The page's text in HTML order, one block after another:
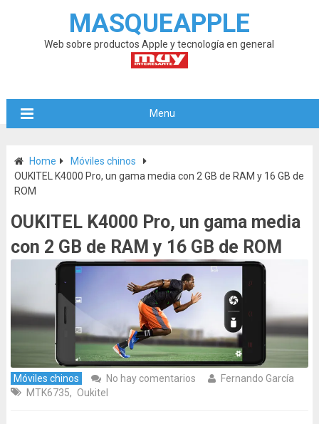
MASQUEAPPLE
Web sobre productos Apple y tecnología en general
Menu
Home
Móviles chinos
OUKITEL K4000 Pro, un gama media con 2 GB de RAM y 16 GB de
ROM
OUKITEL K4000 Pro, un gama media
con 2 GB de RAM y 16 GB de ROM
Móviles chinos No hay comentarios
Fernando García
MTK6735, Oukitel